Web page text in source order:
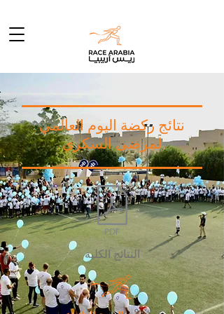
نتائج ركضة اليوم العالمي
لمرضى السكري
النتائج الكلية